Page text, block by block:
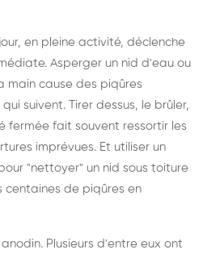
en pleine activité, déclenche
Asperger un nid d'eau ou
main cause des piqûres
suivent. Tirer dessus, le brûler,
fermée fait souvent ressortir les
imprévues. Et utiliser un
"nettoyer" un nid sous toiture
centaines de piqûres en
Plusieurs d'entre eux ont